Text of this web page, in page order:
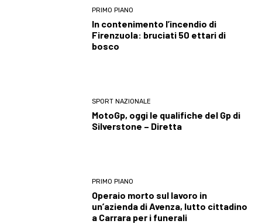
PRIMO PIANO
In contenimento l’incendio di
Firenzuola: bruciati 50 ettari di
bosco
SPORT NAZIONALE
MotoGp, oggi le qualifiche del Gp di
Silverstone – Diretta
PRIMO PIANO
Operaio morto sul lavoro in
un’azienda di Avenza, lutto cittadino
a Carrara per i funerali